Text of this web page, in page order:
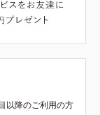
以降のご利用の方